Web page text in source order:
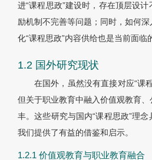
进“课程思政”建设时，存在顶层设
励机制不完善等问题；同时，如何
化“课程思政”内容供给也是当前面临
1.2 国外研究现状
在国外，虽然没有直接对应“课
但关于职业教育中融入价值观教育
丰。这些研究与国内“课程思政”理
我们提供了有益的借鉴和启示。
1.2.1 价值观教育与职业教育融合